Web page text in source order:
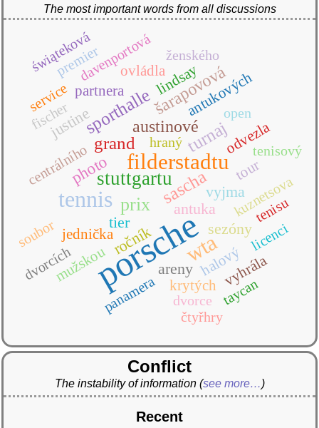
The most important words from all discussions
porsche
tennis
filderstadtu
wta
stuttgartu
prix
grand
sascha
sporthalle turnaj
austinové
šarapovová
photo
antuka
areny
justine
ročník sezóny
tier
vyjma
antukových
halový
jednička
krytých
lindsay
mužskou
odvezla
ovládla
partnera
tour
vyhrála
centrálního
davenportová
dvorce
dvorcích
fischer
hraný
kuznetsova
licenci
open
panamera
premier
service
soubor
taycan
tenisový
tenisu
čtyřhry
świąteková ženského
Conflict
The instability of information (see more…)
Recent